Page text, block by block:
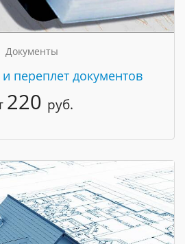
Документы
переплет документов
220 руб.